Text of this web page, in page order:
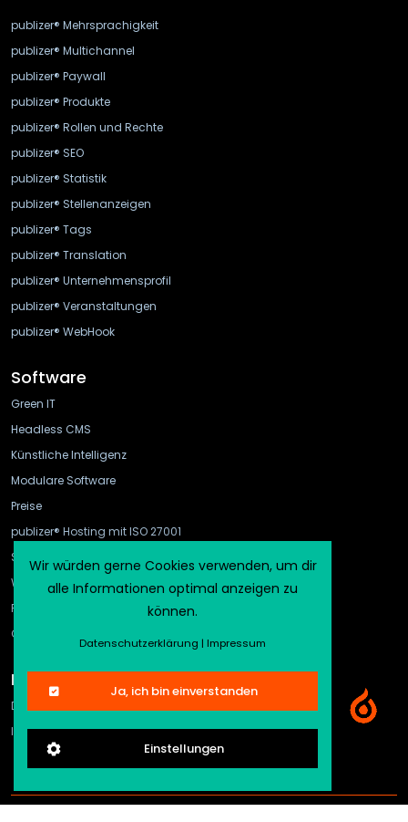
publizer® Mehrsprachigkeit
publizer® Multichannel
publizer® Paywall
publizer® Produkte
publizer® Rollen und Rechte
publizer® SEO
publizer® Statistik
publizer® Stellenanzeigen
publizer® Tags
publizer® Translation
publizer® Unternehmensprofil
publizer® Veranstaltungen
publizer® WebHook
Software
Green IT
Headless CMS
Künstliche Intelligenz
Modulare Software
Preise
publizer® Hosting mit ISO 27001
Schnittstellen
WebHook und API Gateway
FAQ
CMS-Vergleich
Rechtliches
Datenschutz
Impressum
Wir würden gerne Cookies verwenden, um dir
alle Informationen optimal anzeigen zu
können.
Datenschutzerklärung |Impressum
Ja, ich bin einverstanden
Einstellungen